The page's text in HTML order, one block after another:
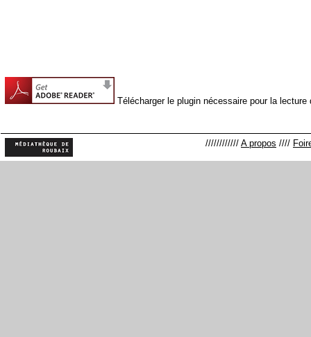
Télécharger le plugin nécessaire pour la lecture
//////////// A propos ////